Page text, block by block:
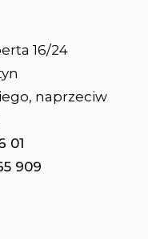
16/24
naprzeciw
01
909